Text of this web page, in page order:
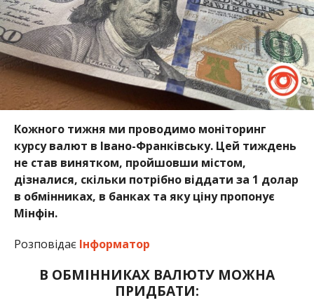
Кожного тижня ми проводимо моніторинг
курсу валют в Івано-Франківську. Цей тиждень
не став винятком, пройшовши містом,
дізналися, скільки потрібно віддати за 1 долар
в обмінниках, в банках та яку ціну пропонує
Мінфін.
Розповідає Інформатор
В ОБМІННИКАХ ВАЛЮТУ МОЖНА
ПРИДБАТИ: